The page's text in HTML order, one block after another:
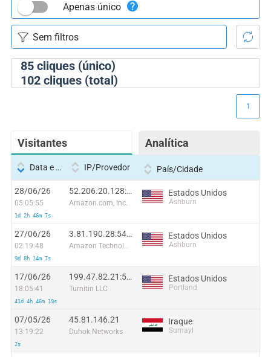
85cliques (único)
102cliques (total)
Apenas único
Visitantes Analítica
1
Data e hora IP/Provedor País/Cidade
28/06/26
05:05:55
1d 2h 46m 7s
52.206.20.128:56035
Amazon.com, Inc.
Estados Unidos
Ashburn
27/06/26
02:19:48
9d 8h 14m 7s
3.81.190.28:54934
Amazon Technologies Inc.
Estados Unidos
Ashburn
17/06/26
18:05:41
41d 4h 46m 19s
199.47.82.21:55858
Turnitin LLC
Estados Unidos
Portland
07/05/26
13:19:22
2s
45.81.146.21
Duhok Networks
Iraque
Sumayl